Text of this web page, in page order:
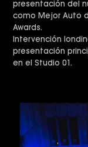
presentación del
como Mejor Auto
Awards.
Intervención
presentación
en el Studio 01.